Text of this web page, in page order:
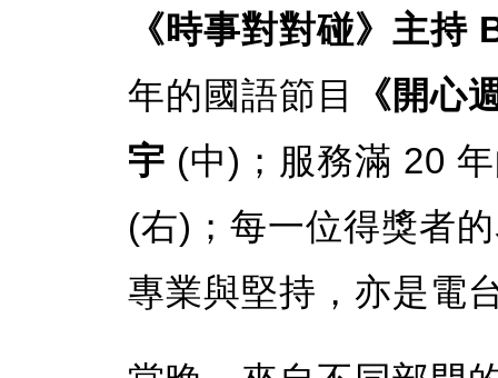
《時事對對碰》主
年的國語節目
《開心
宇 (中)；服務滿 20
(右)；每一位得獎者
專業與堅持，亦是電